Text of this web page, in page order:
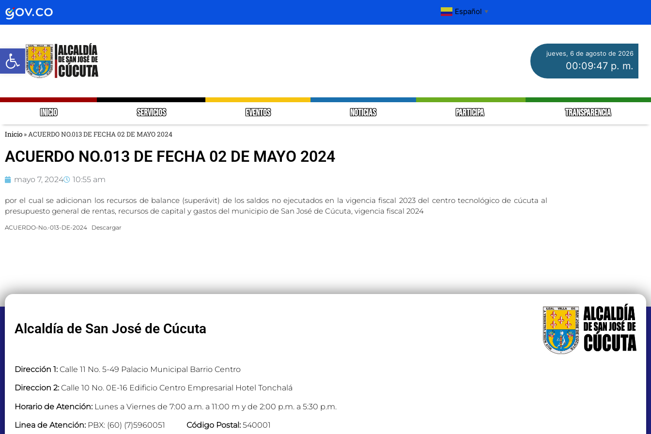
Abrir barra de herramientas
Español ▼
jueves, 6 de agosto de 2026
00:09:47 p. m.
INICIO SERVICIOS EVENTOS NOTICIAS PARTICIPA TRANSPARENCIA
Inicio » ACUERDO NO.013 DE FECHA 02 DE MAYO 2024
ACUERDO NO.013 DE FECHA 02 DE MAYO 2024
mayo 7, 2024 10:55 am
por el cual se adicionan los recursos de balance (superávit) de los saldos no ejecutados en la vigencia fiscal 2023 del centro tecnológico de cúcuta al
presupuesto general de rentas, recursos de capital y gastos del municipio de San José de Cúcuta, vigencia fiscal 2024
ACUERDO-No.-013-DE-2024 Descargar
Alcaldía de San José de Cúcuta
Dirección 1: Calle 11 No. 5-49 Palacio Municipal Barrio Centro
Direccion 2: Calle 10 No. 0E-16 Edificio Centro Empresarial Hotel Tonchalá
Horario de Atención: Lunes a Viernes de 7:00 a.m. a 11:00 m y de 2:00 p.m. a 5:30 p.m.
Linea de Atención: PBX: (60) (7)5960051 Código Postal: 540001